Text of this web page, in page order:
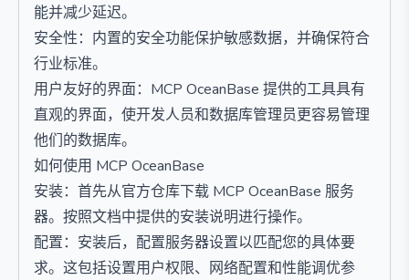
能并减少延迟。
安全性：内置的安全功能保护敏感数据，并确保符合
行业标准。
用户友好的界面：MCP OceanBase 提供的工具具有
直观的界面，使开发人员和数据库管理员更容易管理
他们的数据库。
如何使用 MCP OceanBase
安装：首先从官方仓库下载 MCP OceanBase 服务
器。按照文档中提供的安装说明进行操作。
配置：安装后，配置服务器设置以匹配您的具体要
求。这包括设置用户权限、网络配置和性能调优参